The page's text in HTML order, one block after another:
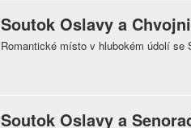
Soutok Oslavy a
Romantické místo v hlubokém údolí se
Soutok Oslavy a